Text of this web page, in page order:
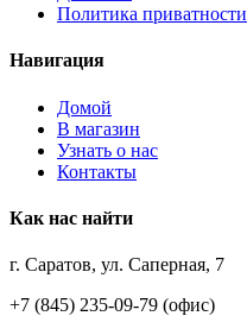
Политика приватности
Навигация
Домой
В магазин
Узнать о нас
Контакты
Как нас найти
г. Саратов, ул. Саперная, 7
+7 (845) 235-09-79 (офис)